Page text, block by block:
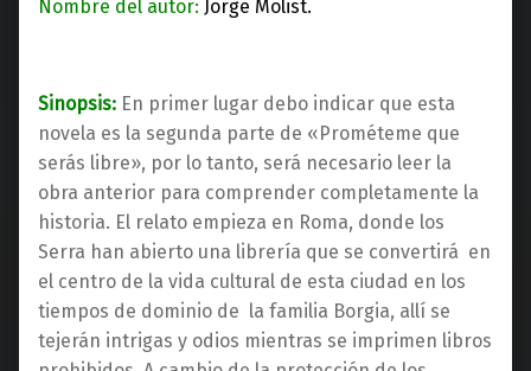
Nombre del autor: Jorge Molist.
Sinopsis: En primer lugar debo indicar que esta
novela es la segunda parte de «Prométeme que
serás libre», por lo tanto, será necesario leer la
obra anterior para comprender completamente la
historia. El relato empieza en Roma, donde los
Serra han abierto una librería que se convertirá en
el centro de la vida cultural de esta ciudad en los
tiempos de dominio de la familia Borgia, allí se
tejerán intrigas y odios mientras se imprimen libros